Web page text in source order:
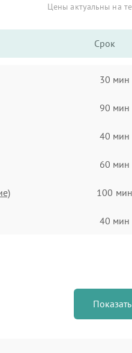
Цены актуальны на
Срок
30 мин
90 мин
40 мин
60 мин
100 мин
40 мин